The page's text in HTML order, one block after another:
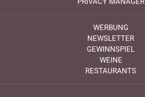
WERBUNG
NEWSLETTER
GEWINNSPIEL
WEINE
RESTAURANTS